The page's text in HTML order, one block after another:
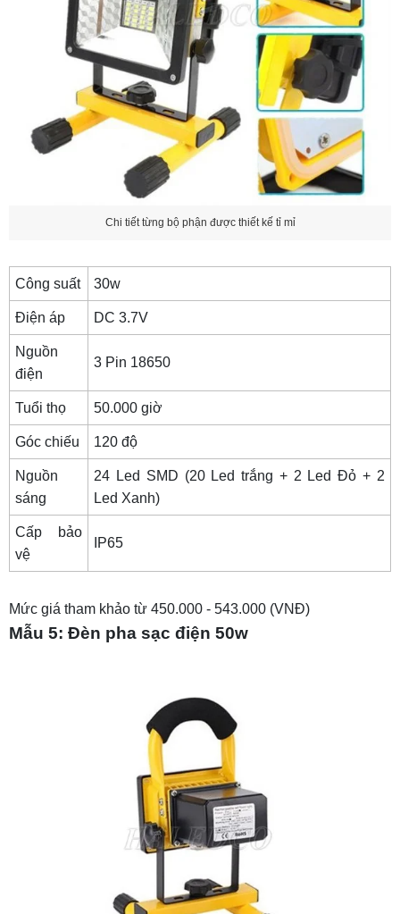
Chi tiết từng bộ phận được thiết kế tỉ mỉ
Công suất 30w
Điện áp DC 3.7V
Nguồn
điện
3 Pin 18650
Tuổi thọ 50.000 giờ
Góc chiếu 120 độ
Nguồn
sáng
24 Led SMD (20 Led trắng + 2 Led Đỏ + 2
Led Xanh)
Cấp bảo
vệ
IP65
Mức giá tham khảo từ 450.000 - 543.000 (VNĐ)
Mẫu 5: Đèn pha sạc điện 50w